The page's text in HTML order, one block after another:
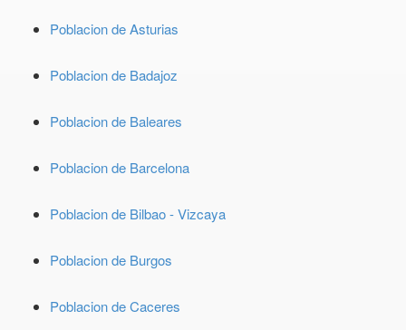
Poblacion de Asturias
Poblacion de Badajoz
Poblacion de Baleares
Poblacion de Barcelona
Poblacion de Bilbao - Vizcaya
Poblacion de Burgos
Poblacion de Caceres